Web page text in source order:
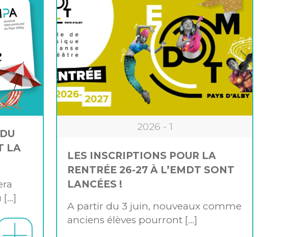
LA
[…]
2026 - 1
LES INSCRIPTIONS POUR LA
RENTRÉE 26-27 À L’EMDT SONT
LANCÉES !
A partir du 3 juin, nouveaux comme
anciens élèves pourront […]